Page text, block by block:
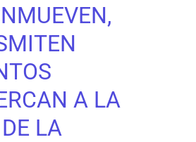
A LA
LA